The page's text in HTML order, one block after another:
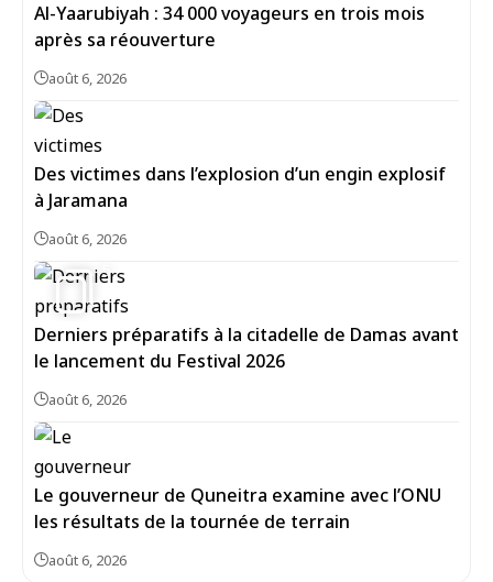
Al-Yaarubiyah : 34 000 voyageurs en trois mois
après sa réouverture
août 6, 2026
Des victimes dans l’explosion d’un engin explosif
à Jaramana
août 6, 2026
5
Derniers préparatifs à la citadelle de Damas avant
le lancement du Festival 2026
août 6, 2026
Le gouverneur de Quneitra examine avec l’ONU
les résultats de la tournée de terrain
août 6, 2026